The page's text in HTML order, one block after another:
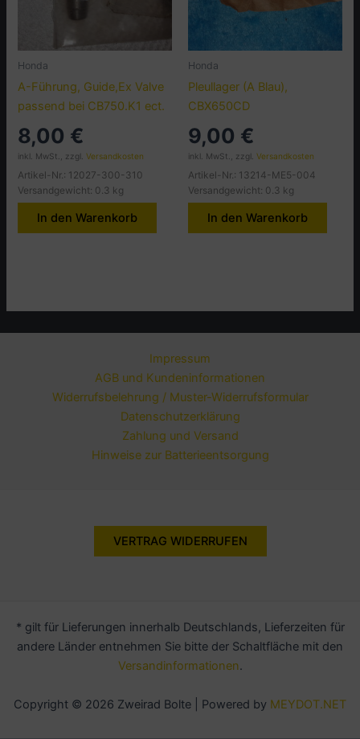
Honda
A-Führung, Guide,Ex Valve
passend bei CB750.K1 ect.
8,00 €
inkl. MwSt., zzgl.Versandkosten
Artikel-Nr.: 12027-300-310
Versandgewicht: 0.3 kg
In den Warenkorb
Honda
Pleullager (A Blau),
CBX650CD
9,00 €
inkl. MwSt., zzgl. Versandkosten
Artikel-Nr.: 13214-ME5-004
Versandgewicht: 0.3 kg
In den Warenkorb
Impressum
AGB und Kundeninformationen
Widerrufsbelehrung / Muster-Widerrufsformular
Datenschutzerklärung
Zahlung und Versand
Hinweise zur Batterieentsorgung
VERTRAG WIDERRUFEN
* gilt für Lieferungen innerhalb Deutschlands, Lieferzeiten für
andere Länder entnehmen Sie bitte der Schaltfläche mit den
Versandinformationen.
Copyright © 2026 Zweirad Bolte | Powered by MEYDOT.NET